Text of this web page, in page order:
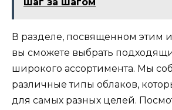
В разделе, посвященном этим
вы сможете выбрать
широкого ассортимента. Мы
различные типы облаков,
для самых разных целей.